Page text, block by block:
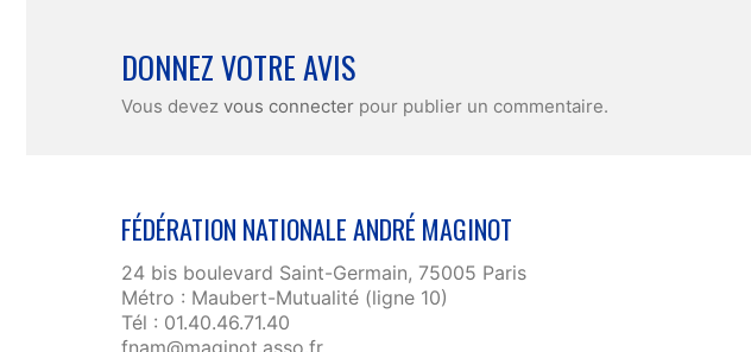
DONNEZ VOTRE AVIS
Vous devez vous connecter pour publier un commentaire.
FÉDÉRATION NATIONALE ANDRÉ MAGINOT
24 bis boulevard Saint-Germain, 75005 Paris
Métro : Maubert-Mutualité (ligne 10)
Tél : 01.40.46.71.40
fnam@maginot.asso.fr